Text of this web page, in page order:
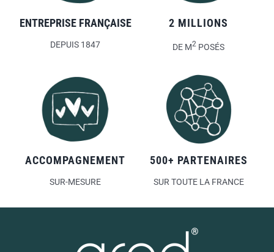
ENTREPRISE FRANÇAISE
DEPUIS 1847
2 MILLIONS
DE M2 POSÉS
ACCOMPAGNEMENT
SUR-MESURE
500+ PARTENAIRES
SUR TOUTE LA FRANCE